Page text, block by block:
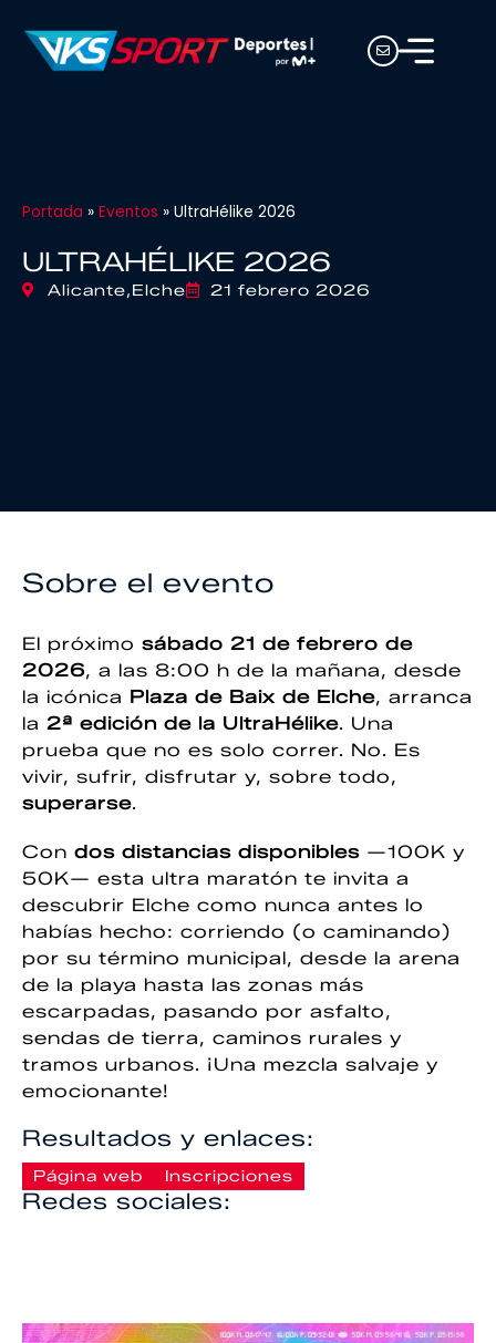
Portada » Eventos » UltraHélike 2026
ULTRAHÉLIKE 2026
Alicante,Elche 21 febrero 2026
Sobre el evento
El próximo sábado 21 de febrero de
2026, a las 8:00 h de la mañana, desde
la icónica Plaza de Baix de Elche, arranca
la 2ª edición de la UltraHélike. Una
prueba que no es solo correr. No. Es
vivir, sufrir, disfrutar y, sobre todo,
superarse.
Con dos distancias disponibles —100K y
50K— esta ultra maratón te invita a
descubrir Elche como nunca antes lo
habías hecho: corriendo (o caminando)
por su término municipal, desde la arena
de la playa hasta las zonas más
escarpadas, pasando por asfalto,
sendas de tierra, caminos rurales y
tramos urbanos. ¡Una mezcla salvaje y
emocionante!
Resultados y enlaces:
Página web Inscripciones
Redes sociales: